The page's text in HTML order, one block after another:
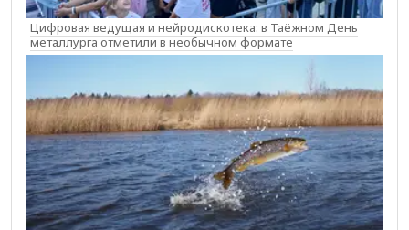
Цифровая ведущая и нейродискотека: в Таёжном День
металлурга отметили в необычном формате